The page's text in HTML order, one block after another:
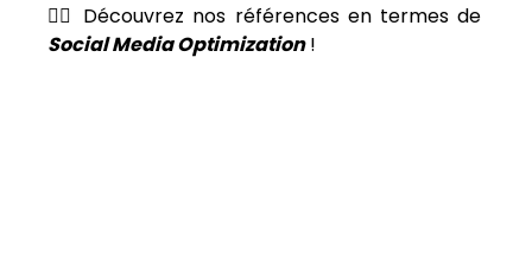
👉🏻 Découvrez nos références en termes de
Social Media Optimization!